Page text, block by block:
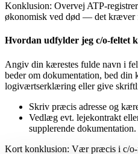
Konklusion: Overvej ATP-
økonomisk ved død — det
Hvordan udfylder jeg c/o-feltet
Angiv din kærestes fulde navn i
beder om dokumentation, bed din
logiværtserklæring eller give
Skriv præcis adresse og
Vedlæg evt. lejekontrakt
supplerende dokumentation.
Kort konklusion: Vær præcis i c/o-